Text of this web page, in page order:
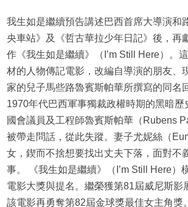
我生如是繼續預告講述巴西首席大導演和
央車站》及《哲古華拉少年日記》後，再
作《我生如是繼續》（I’m Still Here）。
材的人物傳記電影，改編自導演的朋友、
家的兒子馬些路魯賓斯帕華所撰寫的同名
1970年代巴西軍事獨裁政權時期的黑暗歷
國會議員及工程師魯賓斯帕華（Rubens
被帶走問話，從此失蹤。妻子尤妮絲（
女，鍥而不捨想要找出丈夫下落，面對不
事。 《我生如是繼續》（I’m Still Here）
電影大獎與提名。繼榮獲第81屆威尼斯影
該電影再勇奪第82屆金球獎最佳女主角獎